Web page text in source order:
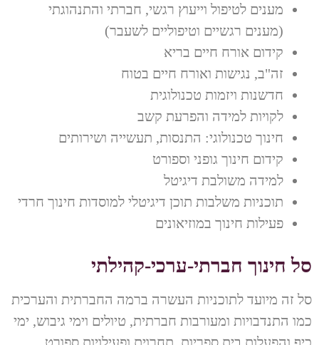
מענים לטיפול וייעוץ רגשי, חברתי והתנהוגתי
(מענים רגשיים וטיפוליים לשעבר)
קידום אורח חיים בריא
זה"ב, נגישות ואורח חיים בטוח
חדשנות ויזמות טכנולוגית
לקויות למידה והפרעת קשב
חינוך טכנולוגי: התנסות, תעשייה ושירותים
קידום חינוך גופני וספורט
למידה משולבת דיגיטל
תוכניות משלבות תוכן דיגיטלי למוסדות חינוך חרדי
פעילות חינוך במוזיאונים
סל חינוך חברתי-ערכי-קהילתי
סל זה מיועד לתוכניות העשרה ברמה החברתית והערכית
כמו התנדבויות ומעורבות חברתית, טיולים וימי גיבוש, ימי